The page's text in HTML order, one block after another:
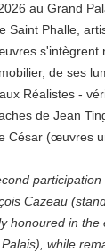
au Grand
Saint Phalle,
s'intègrent
de ses
Réalistes -
de Jean
César (œuvres
Cazeau
honoured in the
while